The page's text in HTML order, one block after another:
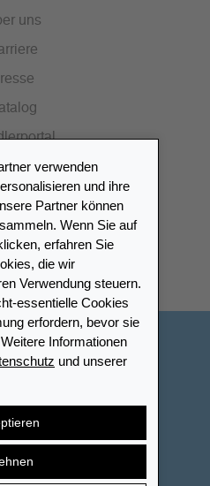
uns
Händler finden
verwenden
und ihre
Partner können
Wenn Sie auf
erfahren Sie
die wir
Verwendung steuern.
essentielle Cookies
erfordern, bevor sie
Informationen
und unserer
Vertrag widerrufen